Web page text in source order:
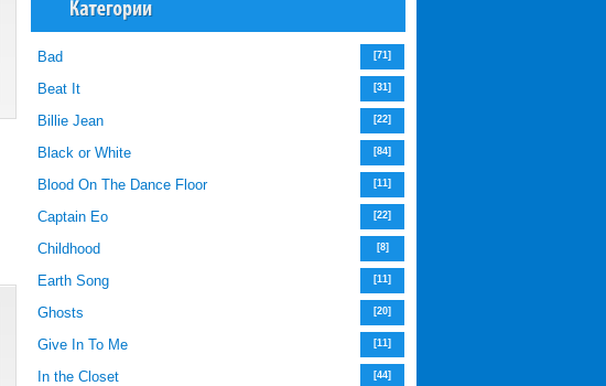
Bad [71]
Beat It [31]
Billie Jean [22]
Black or White [84]
Blood On The Dance Floor [11]
Captain Eo [22]
Childhood [8]
Earth Song [11]
Ghosts [20]
Give In To Me [11]
In the Closet [44]